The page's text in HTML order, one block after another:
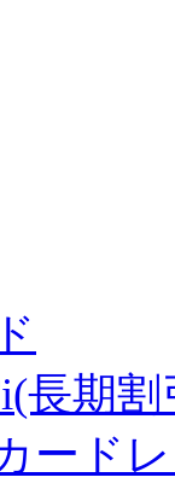
長期
ード